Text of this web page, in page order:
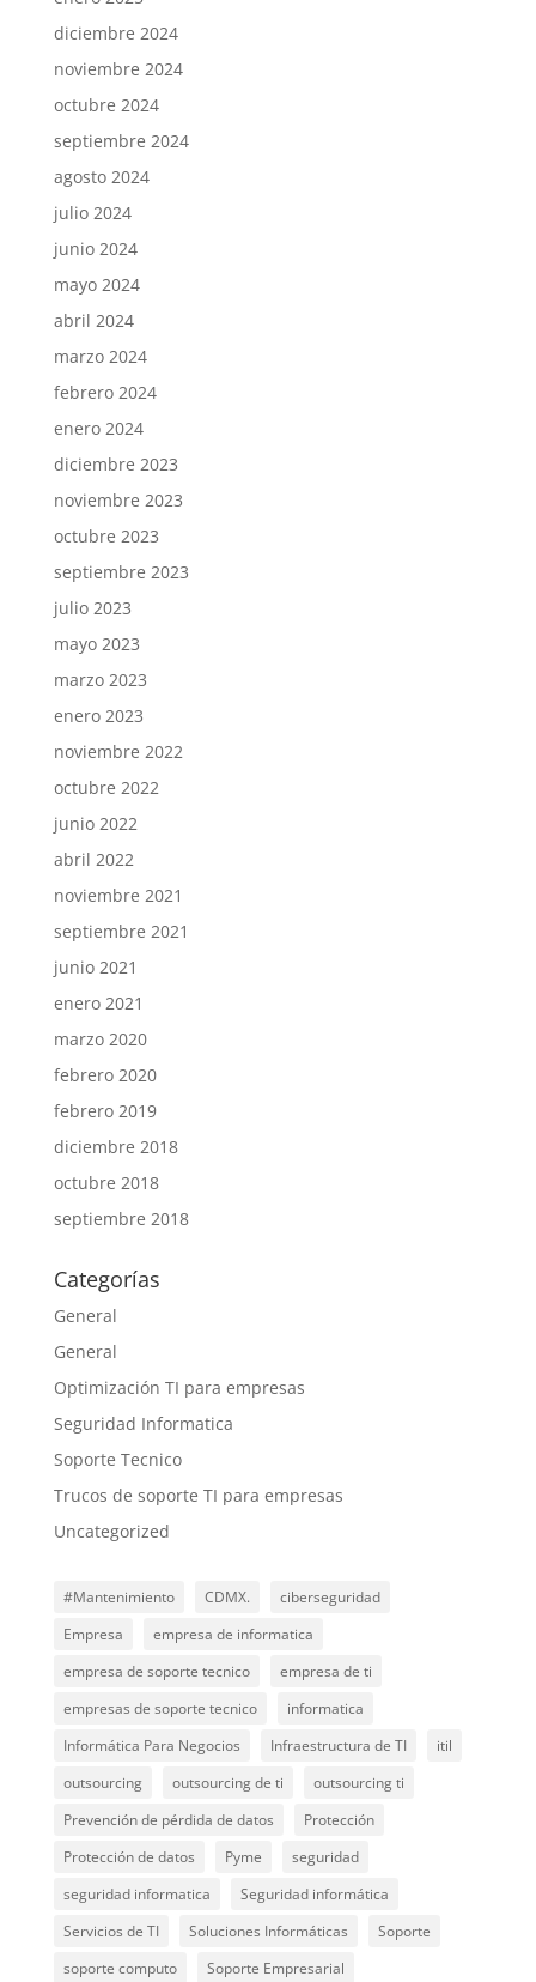
diciembre 2024
noviembre 2024
octubre 2024
septiembre 2024
agosto 2024
julio 2024
junio 2024
mayo 2024
abril 2024
marzo 2024
febrero 2024
enero 2024
diciembre 2023
noviembre 2023
octubre 2023
septiembre 2023
julio 2023
mayo 2023
marzo 2023
enero 2023
noviembre 2022
octubre 2022
junio 2022
abril 2022
noviembre 2021
septiembre 2021
junio 2021
enero 2021
marzo 2020
febrero 2020
febrero 2019
diciembre 2018
octubre 2018
septiembre 2018
Categorías
General
General
Optimización TI para empresas
Seguridad Informatica
Soporte Tecnico
Trucos de soporte TI para empresas
Uncategorized
#Mantenimiento CDMX.
ciberseguridad
Empresa
empresa de informatica
empresa de soporte tecnico
empresa de ti
empresas de soporte tecnico
informatica
Informática Para Negocios
Infraestructura de TI
itil
outsourcing
outsourcing de ti
outsourcing ti
Prevención de pérdida de datos
Protección
Protección de datos
Pyme
seguridad
seguridad informatica
Seguridad informática
Servicios de TI
Soluciones Informáticas
Soporte
soporte computo
Soporte Empresarial